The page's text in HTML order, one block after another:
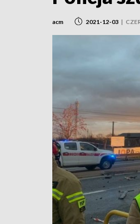
acm 2021-12-03 |